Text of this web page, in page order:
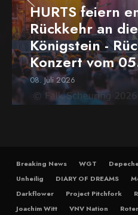
HURTS feiern
Rückkehr an
Königstein -
Konzert vom
08. Juli 2026
Breaking News WGT
Unheilig
DIARY OF DREAMS
Darkflower
Project Pitchfork
Joachim Witt
VNV Nation